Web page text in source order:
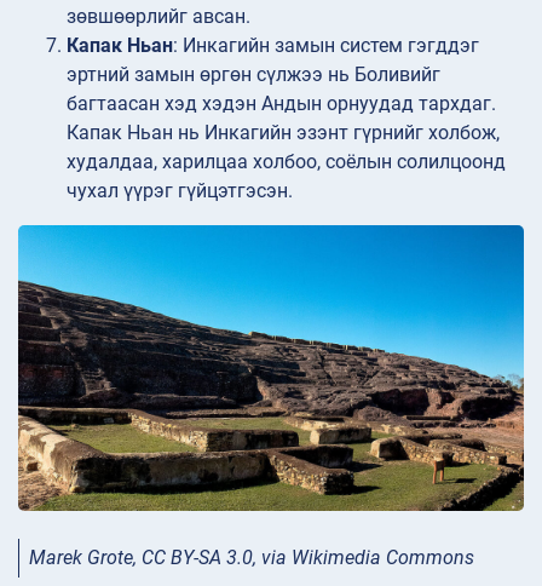
зөвшөөрлийг авсан.
Капак Ньан: Инкагийн замын систем гэгддэг
эртний замын өргөн сүлжээ нь Боливийг
багтаасан хэд хэдэн Андын орнуудад тархдаг.
Капак Ньан нь Инкагийн эзэнт гүрнийг холбож,
худалдаа, харилцаа холбоо, соёлын солилцоонд
чухал үүрэг гүйцэтгэсэн.
Marek Grote, CC BY-SA 3.0, via Wikimedia Commons